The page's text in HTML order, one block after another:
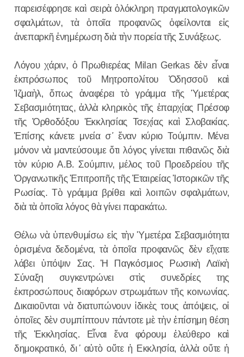
παρεισέφρησε καὶ σειρὰ ὁλόκληρη πραγματολογικῶν
σφαλμάτων, τὰ ὁποῖα προφανῶς ὀφείλονται εἰς
ἀνεπαρκῆ ἐνημέρωση διὰ τὴν πορεία τῆς Συνάξεως.
Λόγου χάριν, ὁ Πρωθιερέας Milan Gerkas δὲν εἶναι
ἐκπρόσωπος τοῦ Μητροπολίτου Ὀδησσοῦ καὶ
Ἰζμαὴλ, ὅπως ἀναφέρει τὸ γράμμα τῆς Ὑμετέρας
Σεβασμιότητας, ἀλλὰ κληρικὸς τῆς ἐπαρχίας Πρέσοφ
τῆς Ὀρθοδόξου Ἐκκλησίας Τσεχίας καὶ Σλοβακίας.
Ἐπίσης κάνετε μνεία σ᾽ ἕναν κύριο Τούμπιν. Μένει
μόνον νὰ μαντεύσουμε ὅτι λόγος γίνεται πιθανῶς διὰ
τὸν κύριο Α.Β. Σούμπιν, μέλος τοῦ Προεδρείου τῆς
Ὀργανωτικῆς Ἐπιτροπῆς τῆς Ἐταιρείας Ἱστορικῶν τῆς
Ρωσίας. Τὸ γράμμα βρίθει καὶ λοιπῶν σφαλμάτων,
διὰ τὰ ὁποῖα λόγος θὰ γίνει παρακάτω.
Θέλω νὰ ὑπενθυμίσω εἰς τὴν Ὑμετέρα Σεβασμιότητα
ὁρισμένα δεδομένα, τὰ ὁποῖα προφανῶς δὲν εἴχατε
λάβει ὑπόψιν Σας. Ἡ Παγκόσμιος Ρωσικὴ Λαϊκὴ
Σύναξη συγκεντρώνει στὶς συνεδρίες της
ἐκπροσώπους διαφόρων στρωμάτων τῆς κοινωνίας.
Δικαιοῦνται νὰ διατυπώνουν ἰδικὲς τους ἀπόψεις, οἱ
ὁποῖες δὲν συμπίπτουν πάντοτε μὲ τὴν ἐπίσημη θέση
τῆς Ἐκκλησίας. Εἶναι ἕνα φόρουμ ἐλεύθερο καὶ
δημοκρατικό, δι ᾽ αὐτὸ οὔτε ἡ Εκκλησία, ἀλλὰ οὔτε ἡ